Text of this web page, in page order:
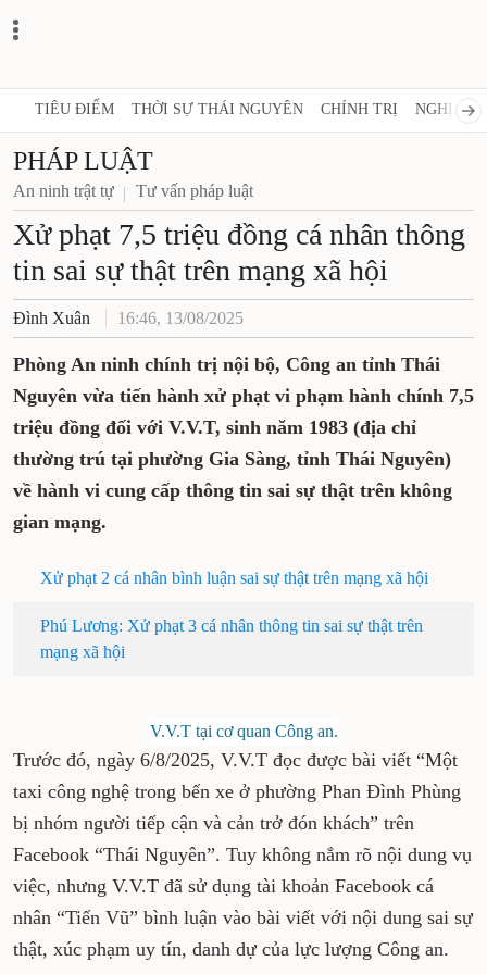
TIÊU ĐIỂM THỜI SỰ THÁI NGUYÊN CHÍNH TRỊ NGHỊ
PHÁP LUẬT
An ninh trật tự Tư vấn pháp luật
Xử phạt 7,5 triệu đồng cá nhân thông
tin sai sự thật trên mạng xã hội
Đình Xuân 16:46, 13/08/2025
Phòng An ninh chính trị nội bộ, Công an tỉnh Thái
Nguyên vừa tiến hành xử phạt vi phạm hành chính 7,5
triệu đồng đối với V.V.T, sinh năm 1983 (địa chỉ
thường trú tại phường Gia Sàng, tỉnh Thái Nguyên)
về hành vi cung cấp thông tin sai sự thật trên không
gian mạng.
Xử phạt 2 cá nhân bình luận sai sự thật trên mạng xã hội
Phú Lương: Xử phạt 3 cá nhân thông tin sai sự thật trên
mạng xã hội
V.V.T tại cơ quan Công an.
Trước đó, ngày 6/8/2025, V.V.T đọc được bài viết “Một
taxi công nghệ trong bến xe ở phường Phan Đình Phùng
bị nhóm người tiếp cận và cản trở đón khách” trên
Facebook “Thái Nguyên”. Tuy không nắm rõ nội dung vụ
việc, nhưng V.V.T đã sử dụng tài khoản Facebook cá
nhân “Tiến Vũ” bình luận vào bài viết với nội dung sai sự
thật, xúc phạm uy tín, danh dự của lực lượng Công an.